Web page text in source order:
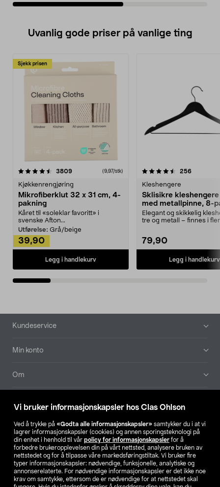
Vi bruker informasjonskapsler hos Clas Ohlson
Ved å trykke på «Godta alle informasjonskapsler» samtykker du i at vi
lagrer informasjonskapsler (cookies) og annen sporingsteknologi på
din enhet i henhold til vår policy for informasjonskapsler for å
forbedre brukeropplevelsen din på vårt nettsted, analysere bruken av
nettstedet og for å tilpasse våre markedsføringstiltak. Vi bruker fire
typer informasjonskapsler: nødvendige, funksjonelle, analytiske og
annonserelaterte. For nødvendige informasjonskapsler er det ikke noe
krav om samtykke, ettersom de er nødvendige for at nettstedet skal
Uvanlig gode priser på vanlige ting
Sjekk prisen
3809anmeldelser(9,97/stk)
Kjøkkenrengjøring
Mikrofiberklut 32 x 31 cm, 4-
pakning
Kåret til «soleklar favoritt» i
svenske Afton...
Utførelse: Grå/beige
39,90
Legg i handlekurv
4.5av 5 stjerner 256
Kleshengere
Sklisikre
med metallpinne, 8-
Elegant og skikkelig
tre og metall – finnes i
79,90
Legg i handlekurv
4.5av 5 stjerner
Bunntekst
Kundeservice
Min konto
Om
Våre selskaper
Finn din butikk
SE NO FI